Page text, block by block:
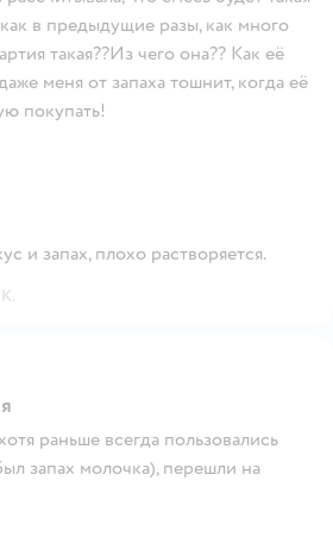
в предыдущие разы, как много
такая??Из чего она?? Как её
меня от запаха тошнит, когда её
покупать!
и запах, плохо растворяется.
раньше всегда пользовались
запах молочка), перешли на